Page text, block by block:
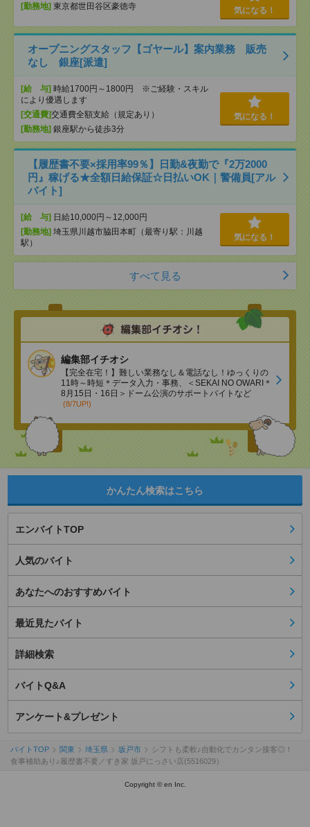
[勤務地] 東京都世田谷区豪徳寺 気になる！
オープニングスタッフ【ゴヤール】案内業務 販売
なし 銀座[派遣]
[給 与] 時給1700円～1800円 ※ご経験・スキル
により優遇します
[交通費]交通費全額支給（規定あり）
[勤務地] 銀座駅から徒歩3分
気になる！
【履歴書不要×採用率99％】日勤&夜勤で『2万2000
円』稼げる★全額日給保証☆日払いOK｜警備員[アル
バイト]
[給 与] 日給10,000円～12,000円
[勤務地] 埼玉県川越市脇田本町（最寄り駅：川越
駅）
気になる！
すべて見る
編集部イチオシ
【完全在宅！】難しい業務なし＆電話なし！ゆっくりの
11時～時短＊データ入力・事務、＜SEKAI NO OWARI＊
8月15日・16日＞ドーム公演のサポートバイトなど
(8/7UP!)
かんたん検索はこちら
エンバイトTOP
人気のバイト
あなたへのおすすめバイト
最近見たバイト
詳細検索
バイトQ&A
アンケート&プレゼント
バイトTOP 関東 埼玉県 坂戸市
シフトも柔軟♪自動化でカンタン接客◎！
食事補助あり♪履歴書不要／すき家 坂戸にっさい店(5516029）
Copyright © en Inc.